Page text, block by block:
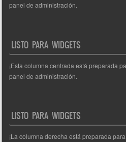
panel de administración.
LISTO PARA WIDGETS
¡Esta columna centrada está preparada
panel de administración.
LISTO PARA WIDGETS
¡La columna derecha está preparada